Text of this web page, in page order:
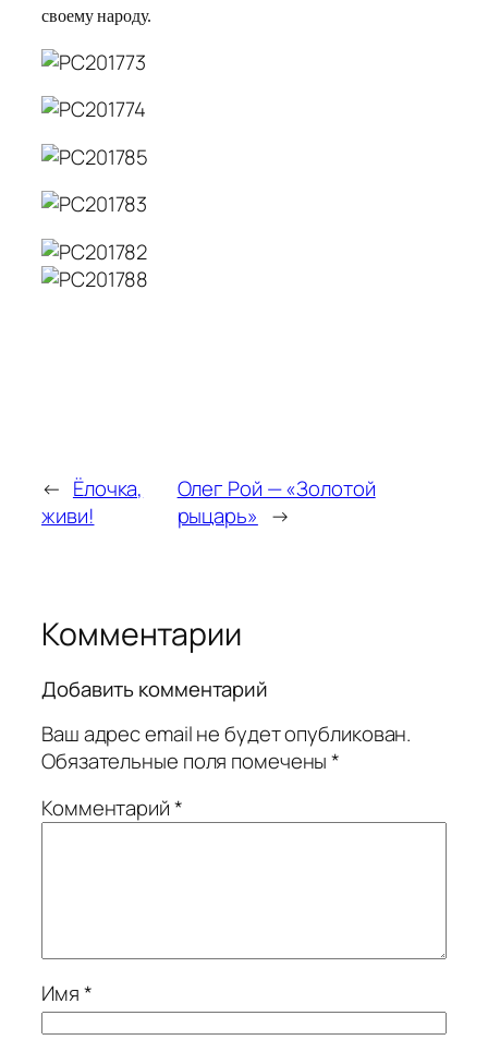
своему народу.
← Ёлочка,
живи!
Олег Рой — «Золотой
рыцарь» →
Комментарии
Добавить комментарий
Ваш адрес email не будет опубликован.
Обязательные поля помечены*
Комментарий*
Имя*